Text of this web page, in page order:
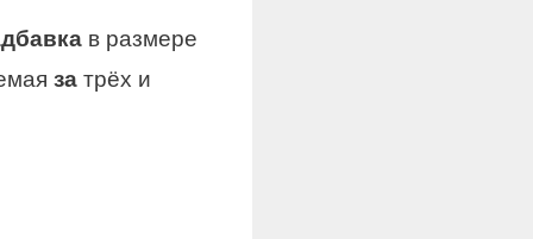
в размере
за трёх и